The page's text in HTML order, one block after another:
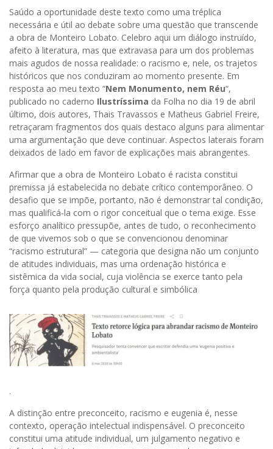
Saúdo a oportunidade deste texto como uma tréplica
necessária e útil ao debate sobre uma questão que transcende
a obra de Monteiro Lobato. Celebro aqui um diálogo instruído,
afeito à literatura, mas que extravasa para um dos problemas
mais agudos de nossa realidade: o racismo e, nele, os trajetos
históricos que nos conduziram ao momento presente. Em
resposta ao meu texto “Nem Monumento, nem Réu“,
publicado no caderno Ilustríssima da Folha no dia 19 de abril
último, dois autores, Thais Travassos e Matheus Gabriel Freire,
retraçaram fragmentos dos quais destaco alguns para alimentar
uma argumentação que deve continuar. Aspectos laterais foram
deixados de lado em favor de explicações mais abrangentes.
Afirmar que a obra de Monteiro Lobato é racista constitui
premissa já estabelecida no debate crítico contemporâneo. O
desafio que se impõe, portanto, não é demonstrar tal condição,
mas qualificá-la com o rigor conceitual que o tema exige. Esse
esforço analítico pressupõe, antes de tudo, o reconhecimento
de que vivemos sob o que se convencionou denominar
“racismo estrutural” — categoria que designa não um conjunto
de atitudes individuais, mas uma ordenação histórica e
sistêmica da vida social, cuja violência se exerce tanto pela
força quanto pela produção cultural e simbólica
.
A distinção entre preconceito, racismo e eugenia é, nesse
contexto, operação intelectual indispensável. O preconceito
constitui uma atitude individual, um julgamento negativo e